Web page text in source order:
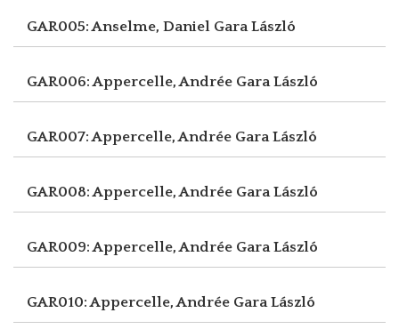
GAR005: Anselme, Daniel Gara László
GAR006: Appercelle, Andrée Gara László
GAR007: Appercelle, Andrée Gara László
GAR008: Appercelle, Andrée Gara László
GAR009: Appercelle, Andrée Gara László
GAR010: Appercelle, Andrée Gara László